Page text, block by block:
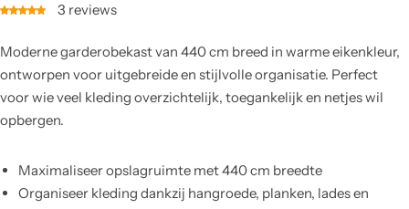
3 reviews
Moderne garderobekast van 440 cm breed in warme eikenkleur,
ontworpen voor uitgebreide en stijlvolle organisatie. Perfect
voor wie veel kleding overzichtelijk, toegankelijk en netjes wil
opbergen.
Maximaliseer opslagruimte met 440 cm breedte
Organiseer kleding dankzij hangroede, planken, lades en